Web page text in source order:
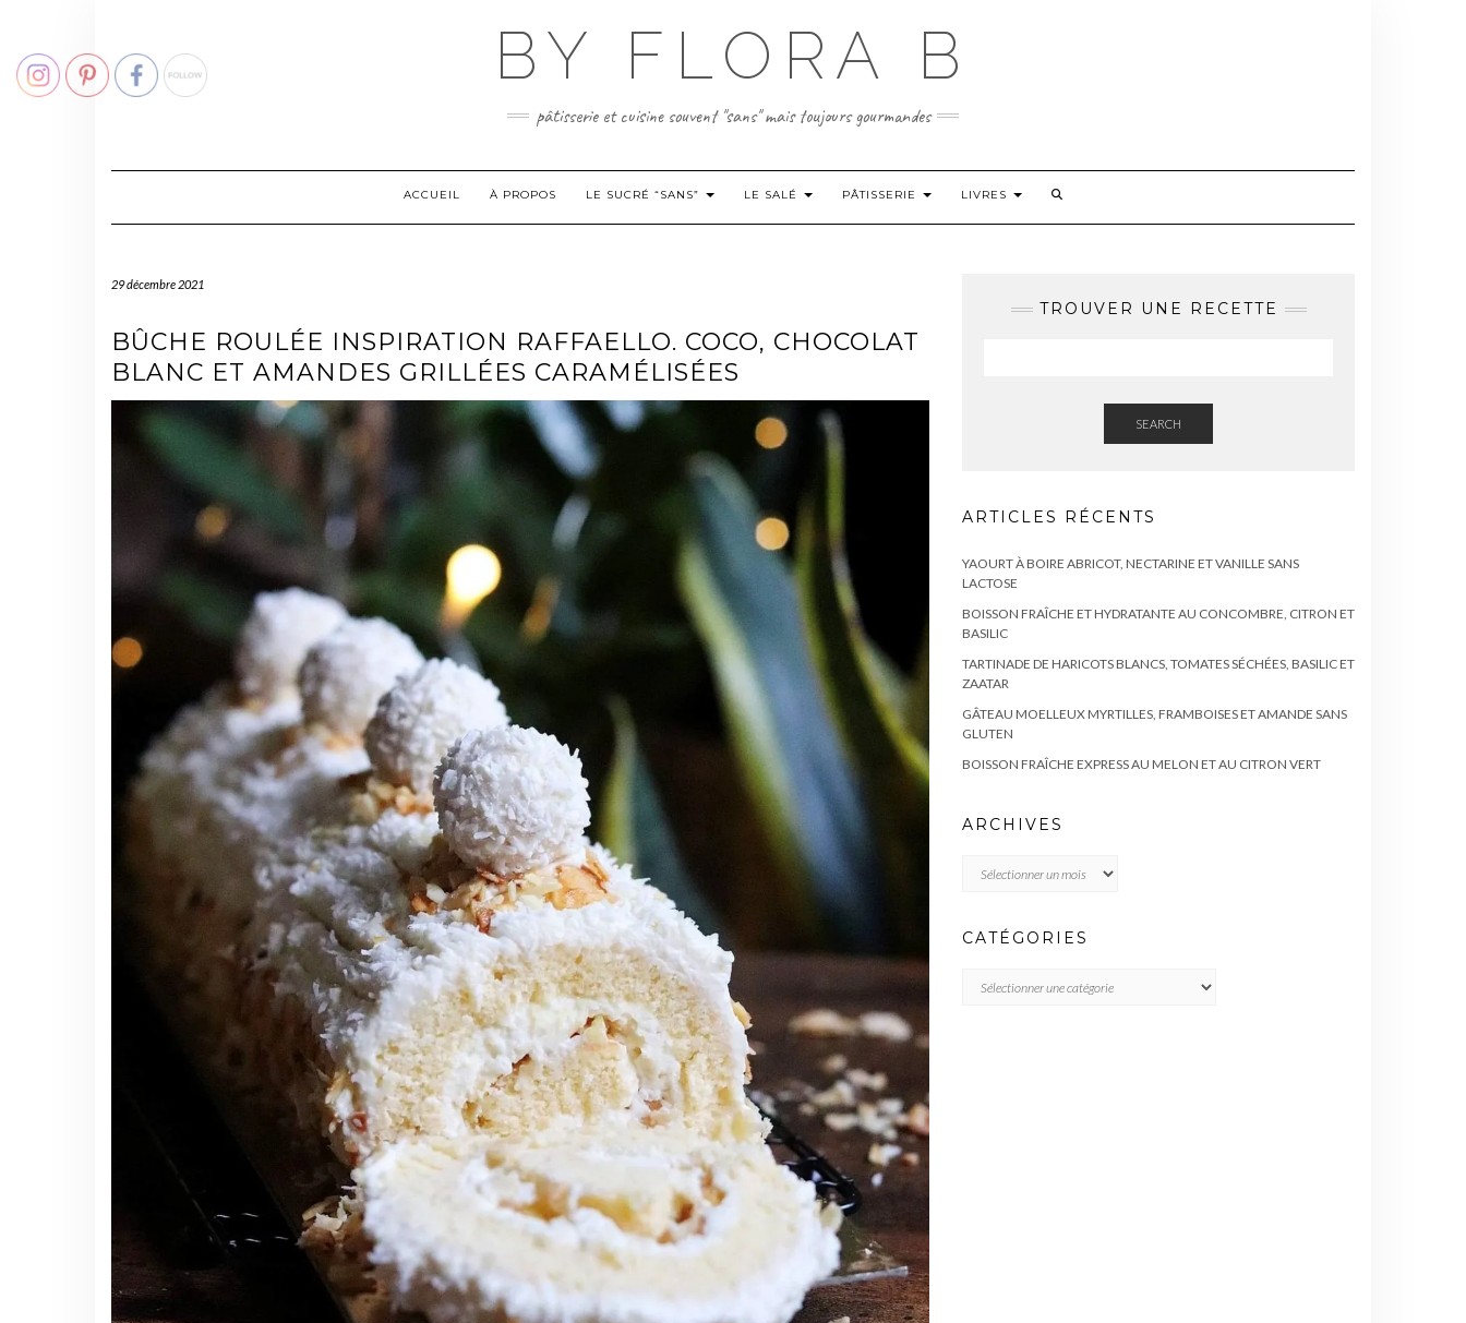
BY FLORA B
pâtisserie et cuisine souvent "sans" mais toujours gourmandes
ACCUEIL À PROPOS LE SUCRÉ “SANS” LE SALÉ PÂTISSERIE LIVRES
29 décembre 2021
BÛCHE ROULÉE INSPIRATION RAFFAELLO. COCO, CHOCOLAT
BLANC ET AMANDES GRILLÉES CARAMÉLISÉES
TROUVER UNE RECETTE
SEARCH
ARTICLES RÉCENTS
YAOURT À BOIRE ABRICOT, NECTARINE ET VANILLE SANS
LACTOSE
BOISSON FRAÎCHE ET HYDRATANTE AU CONCOMBRE, CITRON ET
BASILIC
TARTINADE DE HARICOTS BLANCS, TOMATES SÉCHÉES, BASILIC ET
ZAATAR
GÂTEAU MOELLEUX MYRTILLES, FRAMBOISES ET AMANDE SANS
GLUTEN
BOISSON FRAÎCHE EXPRESS AU MELON ET AU CITRON VERT
ARCHIVES
CATÉGORIES